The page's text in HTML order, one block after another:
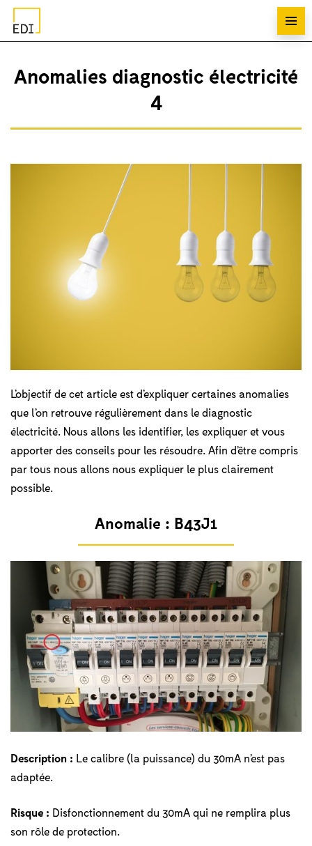
Anomalies diagnostic électricité
4
L’objectif de cet article est d’expliquer certaines anomalies
que l’on retrouve régulièrement dans le diagnostic
électricité. Nous allons les identifier, les expliquer et vous
apporter des conseils pour les résoudre. Afin d’être compris
par tous nous allons nous expliquer le plus clairement
possible.
Anomalie : B43J1
Description : Le calibre (la puissance) du 30mA n’est pas
adaptée.
Risque : Disfonctionnement du 30mA qui ne remplira plus
son rôle de protection.